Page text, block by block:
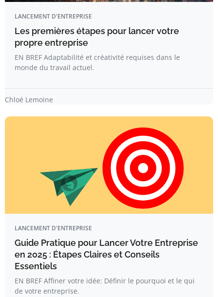
LANCEMENT D'ENTREPRISE
Les premières étapes pour lancer votre
propre entreprise
EN BREF Adaptabilité et créativité requises dans le
monde du travail actuel.
Chloé Lemoine
LANCEMENT D'ENTREPRISE
Guide Pratique pour Lancer Votre Entreprise
en 2025 : Étapes Claires et Conseils
Essentiels
EN BREF Affiner votre idée: Définir le pourquoi et le qui
de votre entreprise.